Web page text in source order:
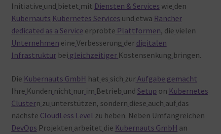
Initiative und bietet mit Diensten & Services wie den
Kubernauts Kubernetes Services und etwa Rancher
dedicated as a Service erprobte Plattformen, die vielen
Unternehmen eine Verbesserung der digitalen
Infrastrukturbei gleichzeitiger Kostensenkung bringen.
Die Kubernauts GmbH hat es sich zurAufgabe gemacht
Ihre Kunden nicht nur im Betrieb und Setup on Kubernetes
Clustern zu unterstützen, sondern diese auch auf das
nächste CloudLess Level zu heben. Neben Umfangreichen
DevOps Projekten arbeitet die Kubernauts GmbH an